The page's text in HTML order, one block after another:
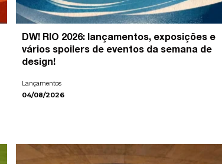
DW! RIO 2026: lançamentos, exposições e
vários spoilers de eventos da semana de
design!
Lançamentos
04/08/2026